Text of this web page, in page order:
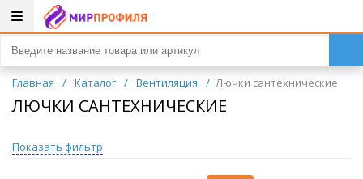
Главная / Каталог / Вентиляция / Лючки сантехнические
ЛЮЧКИ САНТЕХНИЧЕСКИЕ
Показать фильтр